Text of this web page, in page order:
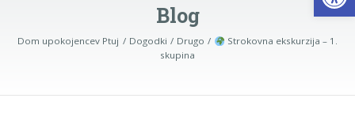
Blog
Dom upokojencev Ptuj Dogodki Drugo
Strokovna ekskurzija – 1.
skupina